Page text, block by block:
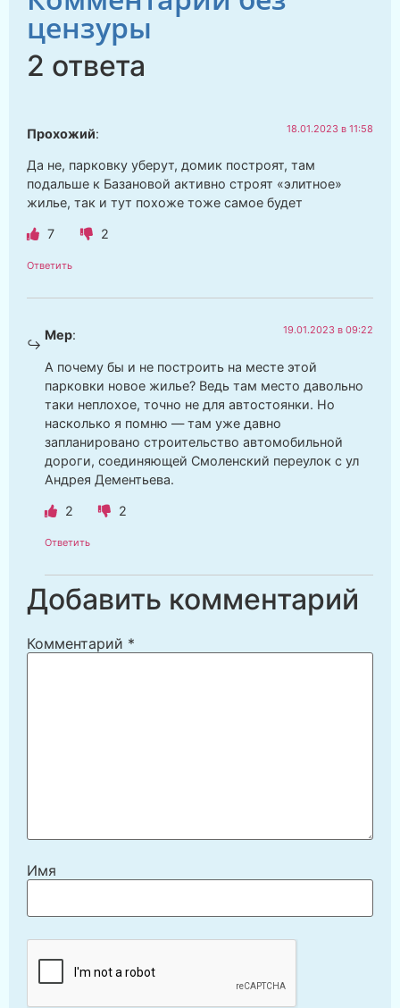
цензуры
2 ответа
Прохожий: 18.01.2023 в 11:58
Да не, парковку уберут, домик построят, там
подальше к Базановой активно строят «элитное»
жилье, так и тут похоже тоже самое будет
7 2
Ответить
Мер: 19.01.2023 в 09:22
А почему бы и не построить на месте этой
парковки новое жилье? Ведь там место давольно
таки неплохое, точно не для автостоянки. Но
насколько я помню — там уже давно
запланировано строительство автомобильной
дороги, соединяющей Смоленский переулок с ул
Андрея Дементьева.
2 2
Ответить
Добавить комментарий
Комментарий *
Имя